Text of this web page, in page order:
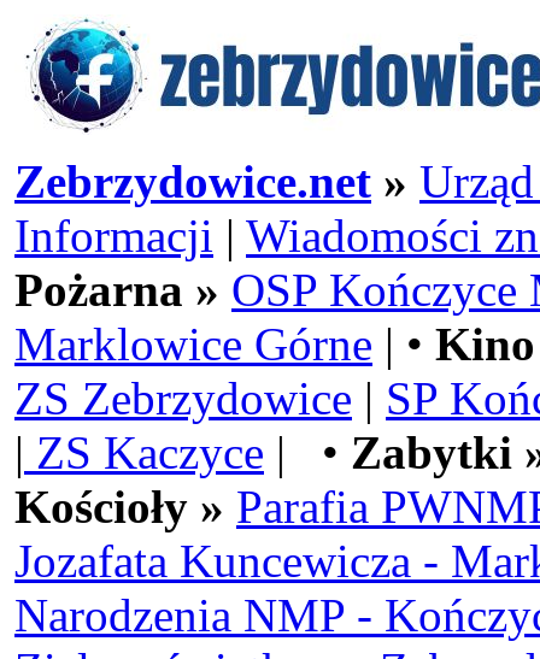
Zebrzydowice.net »
Informacji | Wiadomości
Pożarna » OSP Kończyce
Marklowice Górne | •
ZS Zebrzydowice | SP
| ZS Kaczyce | • Zabytki
Kościoły » Parafia
Jozafata Kuncewicza -
Narodzenia NMP -